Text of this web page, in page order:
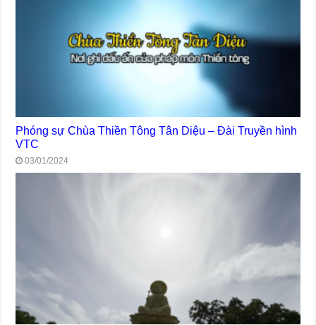
Phóng sự Chùa Thiền Tông Tân Diệu – Đài Truyền hình
VTC
03/01/2024